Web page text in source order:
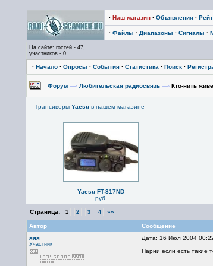
· Наш магазин· Объявления·
· Файлы · Диапазоны · Сигналы ·
На сайте: гостей - 47,
участников - 0
· Начало· Опросы · События· Статистика · Поиск·
Форум —› Любительская радиосвязь —›Кто-нить
Трансиверы Yaesuв нашем магазине
Yaesu FT-817ND
руб.
Страница: 1 2 3 4 »»
Автор
Сообщение
яяя
Участник
Дата: 16 Июл 2004
Парни если есть такие